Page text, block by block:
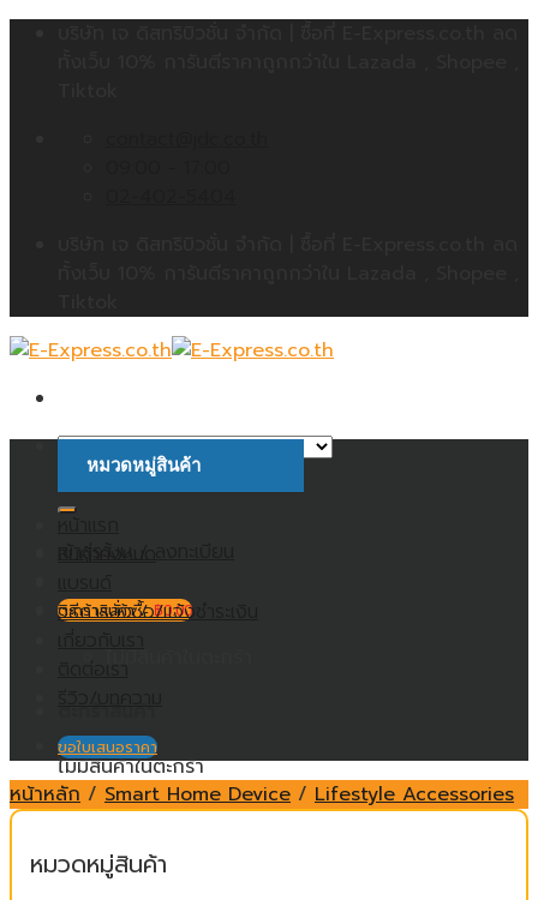
ค้นหา:
ตะกร้าสินค้า /฿0.00
ไม่มีสินค้าในตะกร้า
หมวดหมู่สินค้า
วิธีการสั่งซื้อ/แจ้งชำระเงิน
ติดต่อเรา
ขอใบเสนอราคา
หน้าหลัก / Smart Home Device / Lifestyle Accessories
หมวดหมู่สินค้า